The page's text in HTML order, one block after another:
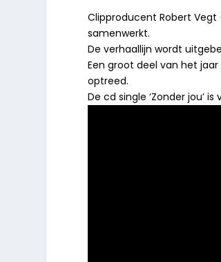
Clipproducent Robert
samenwerkt.
De verhaallijn wordt
Een groot deel van het
optreed.
De cd single ‘Zonder jou’